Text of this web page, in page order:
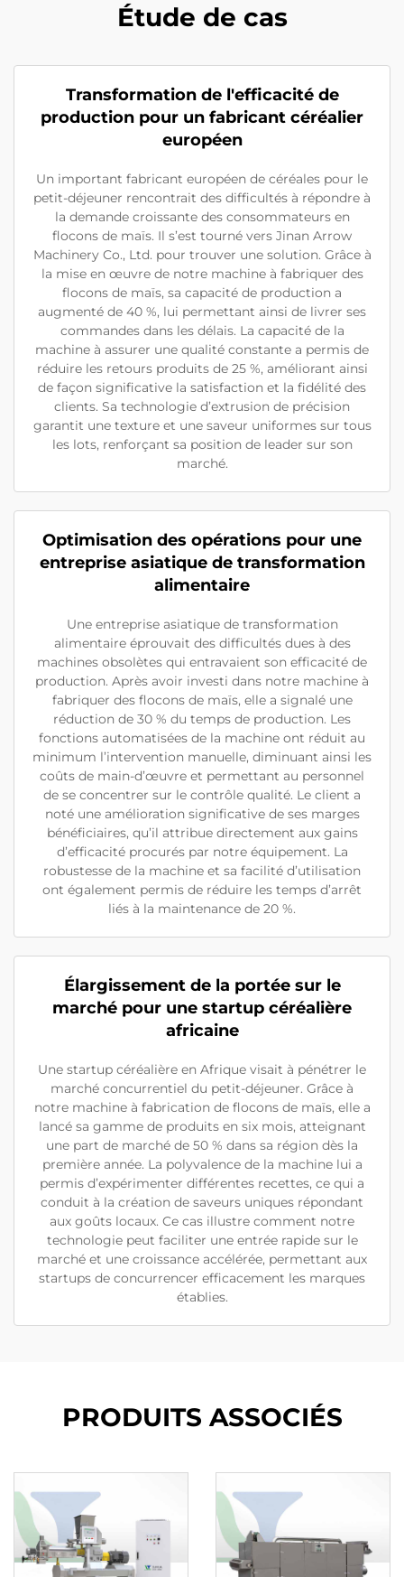
Étude de cas
Transformation de l'efficacité de
production pour un fabricant céréalier
européen
Un important fabricant européen de céréales pour le
petit-déjeuner rencontrait des difficultés à répondre à
la demande croissante des consommateurs en
flocons de maïs. Il s’est tourné vers Jinan Arrow
Machinery Co., Ltd. pour trouver une solution. Grâce à
la mise en œuvre de notre machine à fabriquer des
flocons de maïs, sa capacité de production a
augmenté de 40 %, lui permettant ainsi de livrer ses
commandes dans les délais. La capacité de la
machine à assurer une qualité constante a permis de
réduire les retours produits de 25 %, améliorant ainsi
de façon significative la satisfaction et la fidélité des
clients. Sa technologie d’extrusion de précision
garantit une texture et une saveur uniformes sur tous
les lots, renforçant sa position de leader sur son
marché.
Optimisation des opérations pour une
entreprise asiatique de transformation
alimentaire
Une entreprise asiatique de transformation
alimentaire éprouvait des difficultés dues à des
machines obsolètes qui entravaient son efficacité de
production. Après avoir investi dans notre machine à
fabriquer des flocons de maïs, elle a signalé une
réduction de 30 % du temps de production. Les
fonctions automatisées de la machine ont réduit au
minimum l’intervention manuelle, diminuant ainsi les
coûts de main-d’œuvre et permettant au personnel
de se concentrer sur le contrôle qualité. Le client a
noté une amélioration significative de ses marges
bénéficiaires, qu’il attribue directement aux gains
d’efficacité procurés par notre équipement. La
robustesse de la machine et sa facilité d’utilisation
ont également permis de réduire les temps d’arrêt
liés à la maintenance de 20 %.
Élargissement de la portée sur le
marché pour une startup céréalière
africaine
Une startup céréalière en Afrique visait à pénétrer le
marché concurrentiel du petit-déjeuner. Grâce à
notre machine à fabrication de flocons de maïs, elle a
lancé sa gamme de produits en six mois, atteignant
une part de marché de 50 % dans sa région dès la
première année. La polyvalence de la machine lui a
permis d’expérimenter différentes recettes, ce qui a
conduit à la création de saveurs uniques répondant
aux goûts locaux. Ce cas illustre comment notre
technologie peut faciliter une entrée rapide sur le
marché et une croissance accélérée, permettant aux
startups de concurrencer efficacement les marques
établies.
PRODUITS ASSOCIÉS